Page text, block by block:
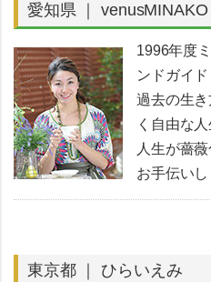
愛知県 ｜ venusMINAKO
1996年度
ンドガイド
過去の生
く自由な
人生が薔
お手伝いし
東京都 ｜ ひらいえみ